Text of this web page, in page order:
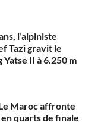
l’alpiniste
Tazi gravit le
Yatse II à 6.250 m
Maroc affronte
quarts de finale